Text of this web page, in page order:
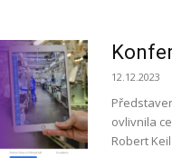
12.12.2023
ovlivnila
Robert